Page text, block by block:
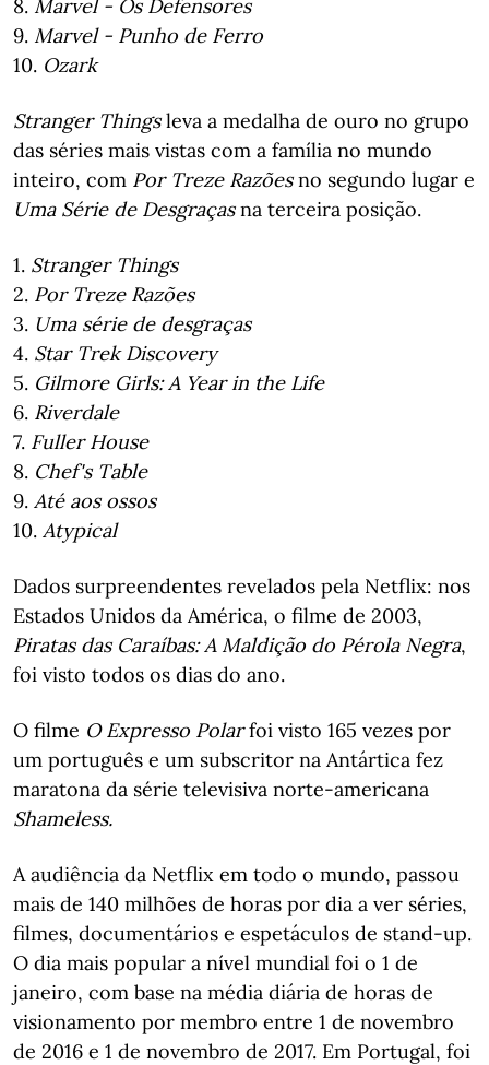
8. Marvel - Os Defensores
9. Marvel - Punho de Ferro
10. Ozark
Stranger Thingsleva a medalha de ouro no grupo
das séries mais vistas com a família no mundo
inteiro, com Por Treze Razõesno segundo lugar e
Uma Série de Desgraçasna terceira posição.
1. Stranger Things
2. Por Treze Razões
3. Uma série de desgraças
4. Star Trek Discovery
5. Gilmore Girls: A Year in the Life
6. Riverdale
7. Fuller House
8. Chef's Table
9. Até aos ossos
10. Atypical
Dados surpreendentes revelados pela Netflix: nos
Estados Unidos da América, o filme de 2003,
Piratas das Caraíbas: A Maldição do Pérola Negra,
foi visto todos os dias do ano.
O filme O Expresso Polarfoi visto 165 vezes por
um português e um subscritor na Antártica fez
maratona da série televisiva norte-americana
Shameless.
A audiência da Netflix em todo o mundo, passou
mais de 140 milhões de horas por dia a ver séries,
filmes, documentários e espetáculos de stand-up.
O dia mais popular a nível mundial foi o 1 de
janeiro, com base na média diária de horas de
visionamento por membro entre 1 de novembro
de 2016 e 1 de novembro de 2017. Em Portugal, foi